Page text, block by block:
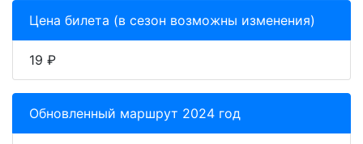
Цена билета (в сезон возможны изменения)
19 ₽
Обновленный маршрут 2024 год